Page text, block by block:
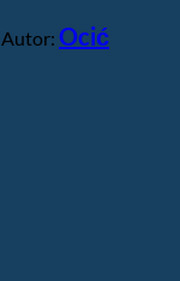
Autor: Ocić